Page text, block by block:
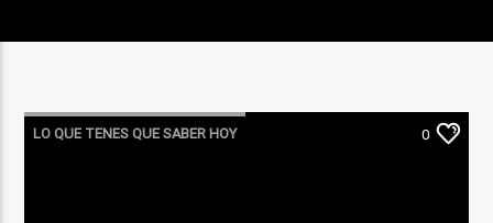
LO QUE TENES QUE SABER HOY 0